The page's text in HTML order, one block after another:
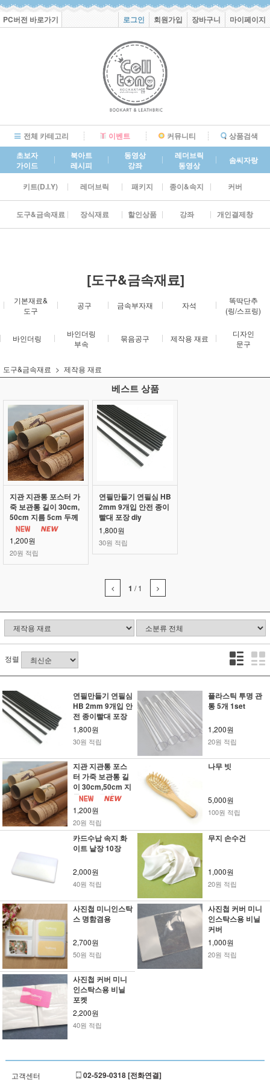
PC버전 바로가기 로그인 회원가입 장바구니 마이페이지
전체 카테고리 이벤트 커뮤니티
상품검색
초보자
가이드
북아트
레시피
동영상
강좌
레더브릭
동영상
솜씨자랑
키트(D.I.Y) 레더브릭 패키지 종이&속지 커버
도구&금속재료 장식재료 할인상품 강좌 개인결제창
[도구&금속재료]
기본재료&
도구
공구 금속부자재 자석
똑딱단추
(링/스프링)
바인더링
바인더링
부속
묶음공구 제작용 재료
디자인
문구
도구&금속재료 제작용 재료
베스트 상품
지관 지관통 포스터 가
죽 보관통 길이 30cm,
50cm 지름 5cm 두께
3mm 3T
1,200원
20원 적립
연필만들기 연필심 HB
2mm 9개입 안전 종이
빨대 포장 diy
1,800원
30원 적립
1 /1
정렬
연필만들기 연필심
HB 2mm 9개입 안
전 종이빨대 포장
diy
1,800원
30원 적립
플라스틱 투명 관
통 5개 1set
1,200원
20원 적립
지관 지관통 포스
터 가죽 보관통 길
이 30cm,50cm 지
름 5cm 두께3mm
3T
1,200원
20원 적립
나무 빗
5,000원
100원 적립
카드수납 속지 화
이트 낱장 10장
2,000원
40원 적립
무지 손수건
1,000원
20원 적립
사진첩 미니인스탁
스 명함겸용
2,700원
50원 적립
사진첩 커버 미니
인스탁스용 비닐
커버
1,000원
20원 적립
사진첩 커버 미니
인스탁스용 비닐
포켓
2,200원
40원 적립
고객센터 02-529-0318 [전화연결]